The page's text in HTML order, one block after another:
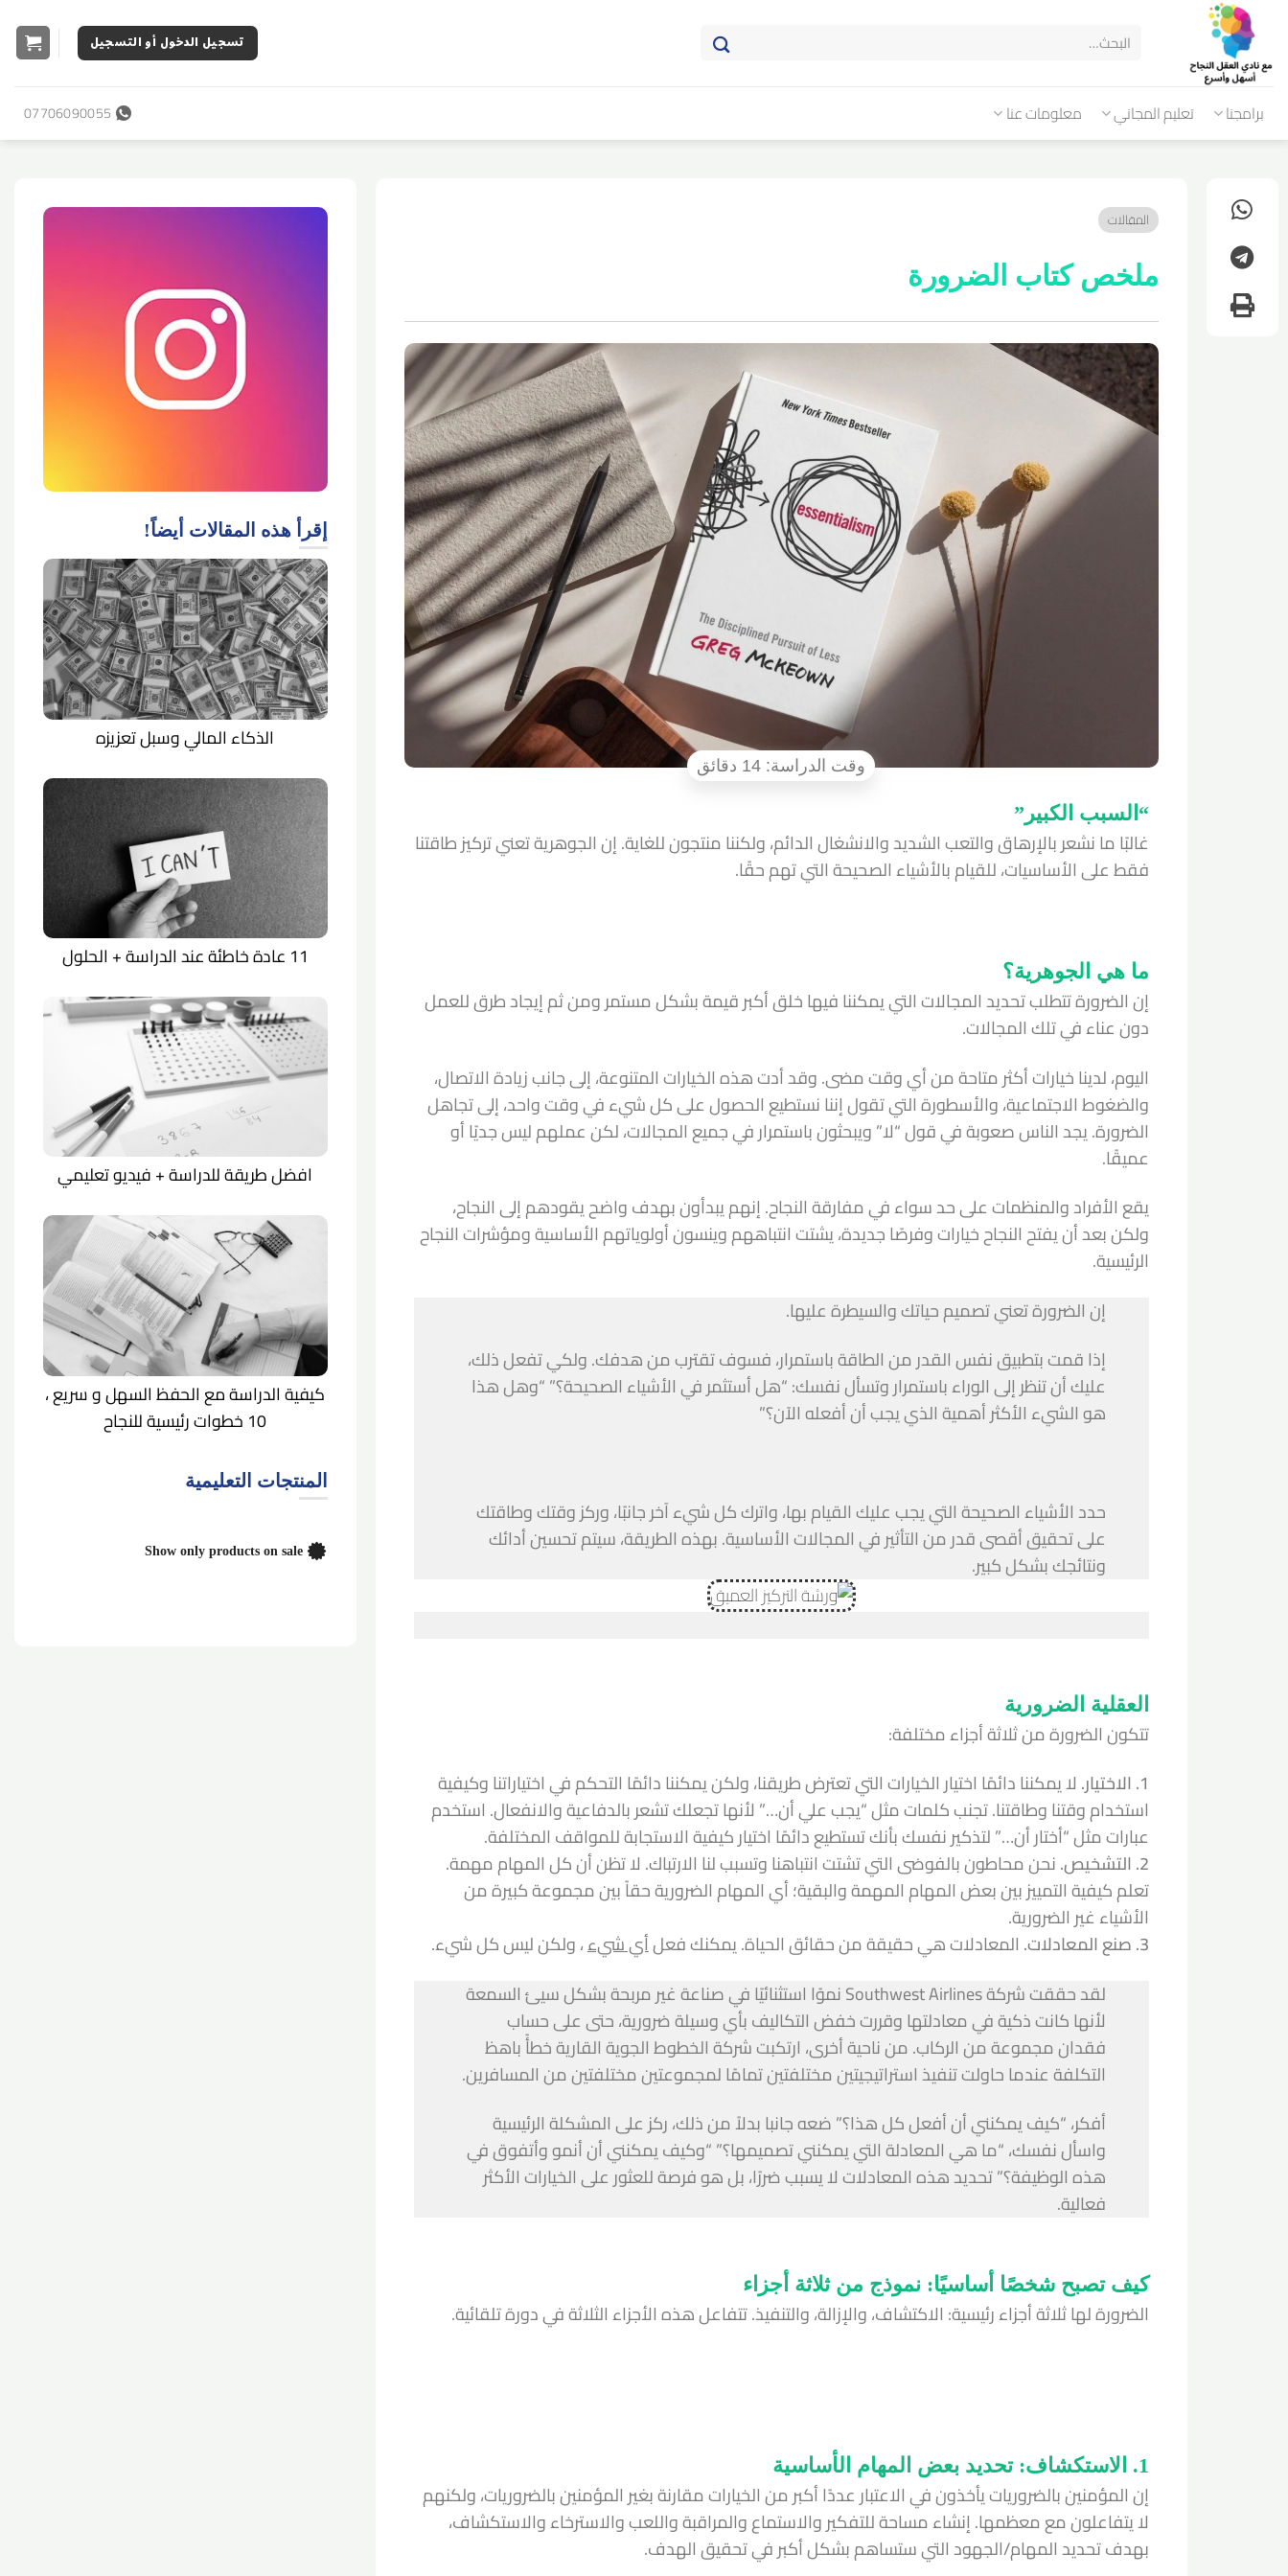
تسجيل الدخول أو التسجيل
برامجنا تعليم المجاني معلومات عنا 07706090055
المقالات
ملخص كتاب الضرورة
“السبب الكبير”
غالبًا ما نشعر بالإرهاق والتعب الشديد والانشغال الدائم، ولكننا منتجون للغاية. إن الجوهرية تعني تركيز طاقتنا
فقط على الأساسيات، للقيام بالأشياء الصحيحة التي تهم حقًا.
ما هي الجوهرية؟
إن الضرورة تتطلب تحديد المجالات التي يمكننا فيها خلق أكبر قيمة بشكل مستمر ومن ثم إيجاد طرق للعمل
دون عناء في تلك المجالات.
اليوم، لدينا خيارات أكثر متاحة من أي وقت مضى. وقد أدت هذه الخيارات المتنوعة، إلى جانب زيادة الاتصال،
والضغوط الاجتماعية، والأسطورة التي تقول إننا نستطيع الحصول على كل شيء في وقت واحد، إلى تجاهل
الضرورة. يجد الناس صعوبة في قول “لا” ويبحثون باستمرار في جميع المجالات، لكن عملهم ليس جديًا أو
عميقًا.
يقع الأفراد والمنظمات على حد سواء في مفارقة النجاح. إنهم يبدأون بهدف واضح يقودهم إلى النجاح،
ولكن بعد أن يفتح النجاح خيارات وفرصًا جديدة، يشتت انتباههم وينسون أولوياتهم الأساسية ومؤشرات النجاح
الرئيسية.
إن الضرورة تعني تصميم حياتك والسيطرة عليها.
إذا قمت بتطبيق نفس القدر من الطاقة باستمرار، فسوف تقترب من هدفك. ولكي تفعل ذلك،
عليك أن تنظر إلى الوراء باستمرار وتسأل نفسك: “هل أستثمر في الأشياء الصحيحة؟” “وهل هذا
هو الشيء الأكثر أهمية الذي يجب أن أفعله الآن؟”
حدد الأشياء الصحيحة التي يجب عليك القيام بها، واترك كل شيء آخر جانبًا، وركز وقتك وطاقتك
على تحقيق أقصى قدر من التأثير في المجالات الأساسية. بهذه الطريقة، سيتم تحسين أدائك
ونتائجك بشكل كبير.
العقلية الضرورية
تتكون الضرورة من ثلاثة أجزاء مختلفة:
1. الاختيار.
لا يمكننا دائمًا اختيار الخيارات التي تعترض طريقنا، ولكن يمكننا دائمًا التحكم في اختياراتنا وكيفية
استخدام وقتنا وطاقتنا. تجنب كلمات مثل “يجب علي أن…” لأنها تجعلك تشعر بالدفاعية والانفعال. استخدم
عبارات مثل “أختار أن…” لتذكير نفسك بأنك تستطيع دائمًا اختيار كيفية الاستجابة للمواقف المختلفة.
2. التشخيص.
نحن محاطون بالفوضى التي تشتت انتباهنا وتسبب لنا الارتباك. لا تظن أن كل المهام مهمة.
تعلم كيفية التمييز بين بعض المهام المهمة والبقية؛ أي المهام الضرورية حقاً بين مجموعة كبيرة من
الأشياء غير الضرورية.
3. صنع المعادلات.
المعادلات هي حقيقة من حقائق الحياة. يمكنك فعلأي شيء، ولكن ليس كل شيء.
لقد حققت شركة Southwest Airlines نموًا استثنائيًا في صناعة غير مربحة بشكل سيئ السمعة
لأنها كانت ذكية في معادلتها وقررت خفض التكاليف بأي وسيلة ضرورية، حتى على حساب
فقدان مجموعة من الركاب. من ناحية أخرى، ارتكبت شركة الخطوط الجوية القارية خطأً باهظ
التكلفة عندما حاولت تنفيذ استراتيجيتين مختلفتين تمامًا لمجموعتين مختلفتين من المسافرين.
أفكر، “كيف يمكنني أن أفعل كل هذا؟” ضعه جانبا بدلاً من ذلك، ركز على المشكلة الرئيسية
واسأل نفسك، “ما هي المعادلة التي يمكنني تصميمها؟” “وكيف يمكنني أن أنمو وأتفوق في
هذه الوظيفة؟” تحديد هذه المعادلات لا يسبب ضررًا، بل هو فرصة للعثور على الخيارات الأكثر
فعالية.
كيف تصبح شخصًا أساسيًا: نموذج من ثلاثة أجزاء
الضرورة لها ثلاثة أجزاء رئيسية: الاكتشاف، والإزالة، والتنفيذ. تتفاعل هذه الأجزاء الثلاثة في دورة تلقائية.
1. الاستكشاف: تحديد بعض المهام الأساسية
إن المؤمنين بالضروريات يأخذون في الاعتبار عددًا أكبر من الخيارات مقارنة بغير المؤمنين بالضروريات، ولكنهم
لا يتفاعلون مع معظمها. إنشاء مساحة للتفكير والاستماع والمراقبة واللعب والاسترخاء والاستكشاف،
بهدف تحديد المهام/الجهود التي ستساهم بشكل أكبر في تحقيق الهدف.
إقرأ هذه المقالات أيضاً!
الذكاء المالي وسبل تعزيزه
11 عادة خاطئة عند الدراسة + الحلول
افضل طريقة للدراسة + فيديو تعليمي
كيفية الدراسة مع الحفظ السهل و سريع ،
10 خطوات رئيسية للنجاح
المنتجات التعليمية
Show only products on sale